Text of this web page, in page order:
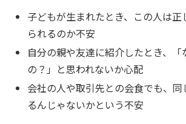
子どもが生まれたとき、この人は正
られるのか不安
自分の親や友達に紹介したとき、「
の？」と思われないか心配
会社の人や取引先との会食でも、
るんじゃないかという不安